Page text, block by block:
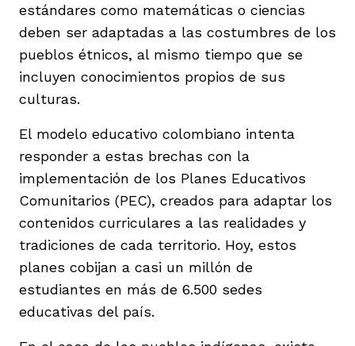
estándares como matemáticas o ciencias
deben ser adaptadas a las costumbres de los
pueblos étnicos, al mismo tiempo que se
incluyen conocimientos propios de sus
culturas.
El modelo educativo colombiano intenta
responder a estas brechas con la
implementación de los Planes Educativos
Comunitarios (PEC), creados para adaptar los
contenidos curriculares a las realidades y
tradiciones de cada territorio. Hoy, estos
planes cobijan a casi un millón de
estudiantes en más de 6.500 sedes
educativas del país.